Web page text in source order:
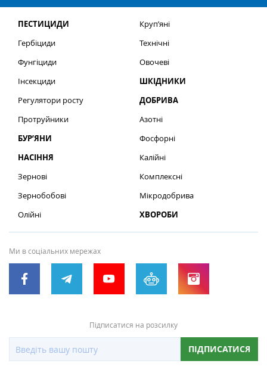
ПЕСТИЦИДИ
Гербіциди
Фунгіциди
Інсекциди
Регулятори росту
Протруйники
БУР’ЯНИ
НАСІННЯ
Зернові
Зернобобові
Олійні
Круп’яні
Технічні
Овочеві
ШКІДНИКИ
ДОБРИВА
Азотні
Фосфорні
Калійні
Комплексні
Мікродобрива
ХВОРОБИ
Ми в соціальних мережах
Підписатися на розсилку
ПІДПИСАТИСЯ